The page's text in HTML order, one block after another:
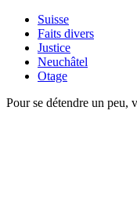
Suisse
Faits divers
Justice
Neuchâtel
Otage
Pour se détendre un peu,